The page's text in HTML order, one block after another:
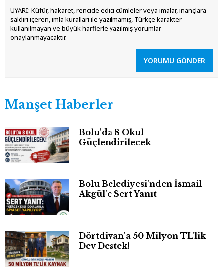
UYARI: Küfür, hakaret, rencide edici cümleler veya imalar, inançlara
saldırı içeren, imla kuralları ile yazılmamış, Türkçe karakter
kullanılmayan ve büyük harflerle yazılmış yorumlar
onaylanmayacaktır.
YORUMU GÖNDER
Manşet Haberler
Bolu'da 8 Okul
Güçlendirilecek
Bolu Belediyesi'nden İsmail
Akgül'e Sert Yanıt
Dörtdivan'a 50 Milyon TL'lik
Dev Destek!